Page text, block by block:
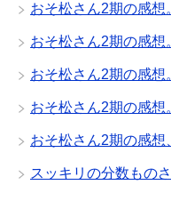
おそ松さん2期の感想
おそ松さん2期の感想
おそ松さん2期の感想
おそ松さん2期の感想
おそ松さん2期の感想
スッキリの分数もの